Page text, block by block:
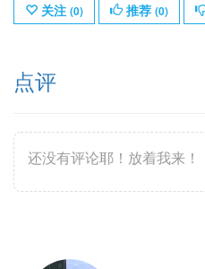
关注 (0) 推荐 (0)
点评
还没有评论耶！放着我来！